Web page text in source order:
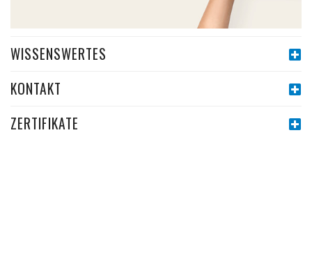
WISSENSWERTES
KONTAKT
ZERTIFIKATE